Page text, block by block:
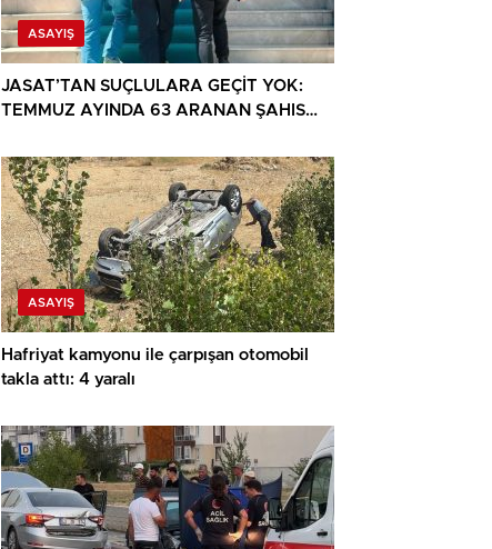
ASAYIŞ
JASAT’TAN SUÇLULARA GEÇİT YOK:
TEMMUZ AYINDA 63 ARANAN ŞAHIS
ASAYIŞ
Hafriyat kamyonu ile çarpışan otomobil
takla attı: 4 yaralı